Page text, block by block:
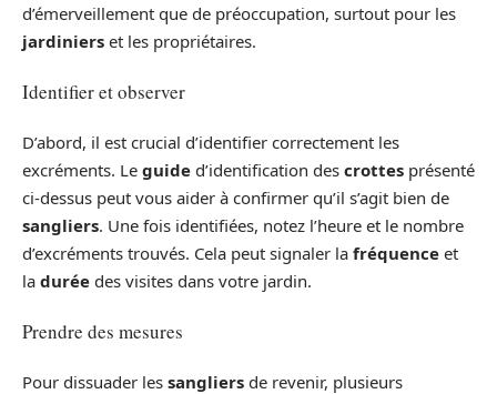
d’émerveillement que de préoccupation, surtout pour les
jardiniers et les propriétaires.
Identifier et observer
D’abord, il est crucial d’identifier correctement les
excréments. Le guide d’identification des crottes présenté
ci-dessus peut vous aider à confirmer qu’il s’agit bien de
sangliers. Une fois identifiées, notez l’heure et le nombre
d’excréments trouvés. Cela peut signaler la fréquence et
la durée des visites dans votre jardin.
Prendre des mesures
Pour dissuader les sangliers de revenir, plusieurs